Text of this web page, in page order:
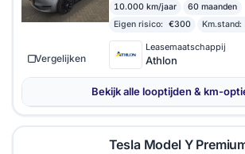
10.000 km/jaar
60 maanden
Eigen risico:
€300 Km.stand:
Leasemaatschappij
Athlon
Vergelijken
Bekijk alle looptijden & km-
Tesla Model Y